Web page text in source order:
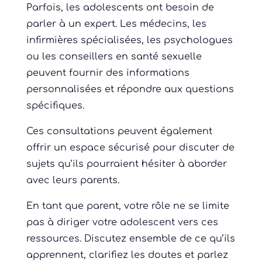
Parfois, les adolescents ont besoin de
parler à un expert. Les médecins, les
infirmières spécialisées, les psychologues
ou les conseillers en santé sexuelle
peuvent fournir des informations
personnalisées et répondre aux questions
spécifiques.
Ces consultations peuvent également
offrir un espace sécurisé pour discuter de
sujets qu’ils pourraient hésiter à aborder
avec leurs parents.
En tant que parent, votre rôle ne se limite
pas à diriger votre adolescent vers ces
ressources. Discutez ensemble de ce qu’ils
apprennent, clarifiez les doutes et parlez